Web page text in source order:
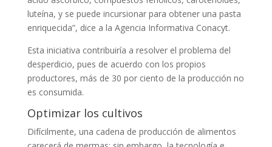
luteína, y se puede incursionar para obtener una pasta
enriquecida”, dice a la Agencia Informativa Conacyt.
Esta iniciativa contribuiría a resolver el problema del
desperdicio, pues de acuerdo con los propios
productores, más de 30 por ciento de la producción no
es consumida.
Optimizar los cultivos
Difícilmente, una cadena de producción de alimentos